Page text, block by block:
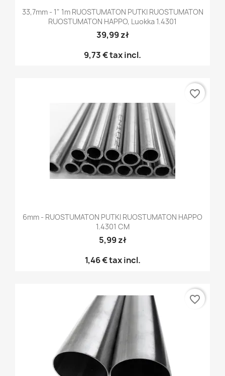
33,7mm - 1" 1m RUOSTUMATON PUTKI RUOSTUMATON
RUOSTUMATON HAPPO, Luokka 1.4301
39,99 zł
9,73 €tax incl.
6mm - RUOSTUMATON PUTKI RUOSTUMATON HAPPO
1.4301 CM
5,99 zł
1,46 €tax incl.
favorite_border
favorite_border